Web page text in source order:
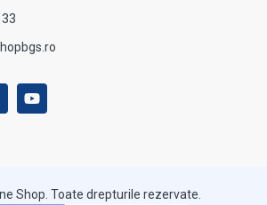
Shop. Toate drepturile rezervate.